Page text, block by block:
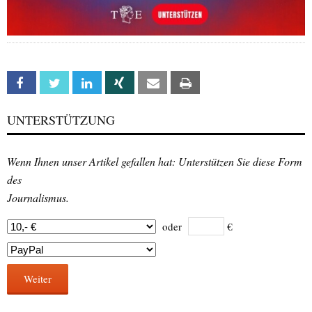
Facebook Twitter Linkedin Xing Email
UNTERSTÜTZUNG
Wenn Ihnen unser Artikel gefallen hat: Unterstützen Sie diese Form
des
Journalismus.
oder €
Weiter